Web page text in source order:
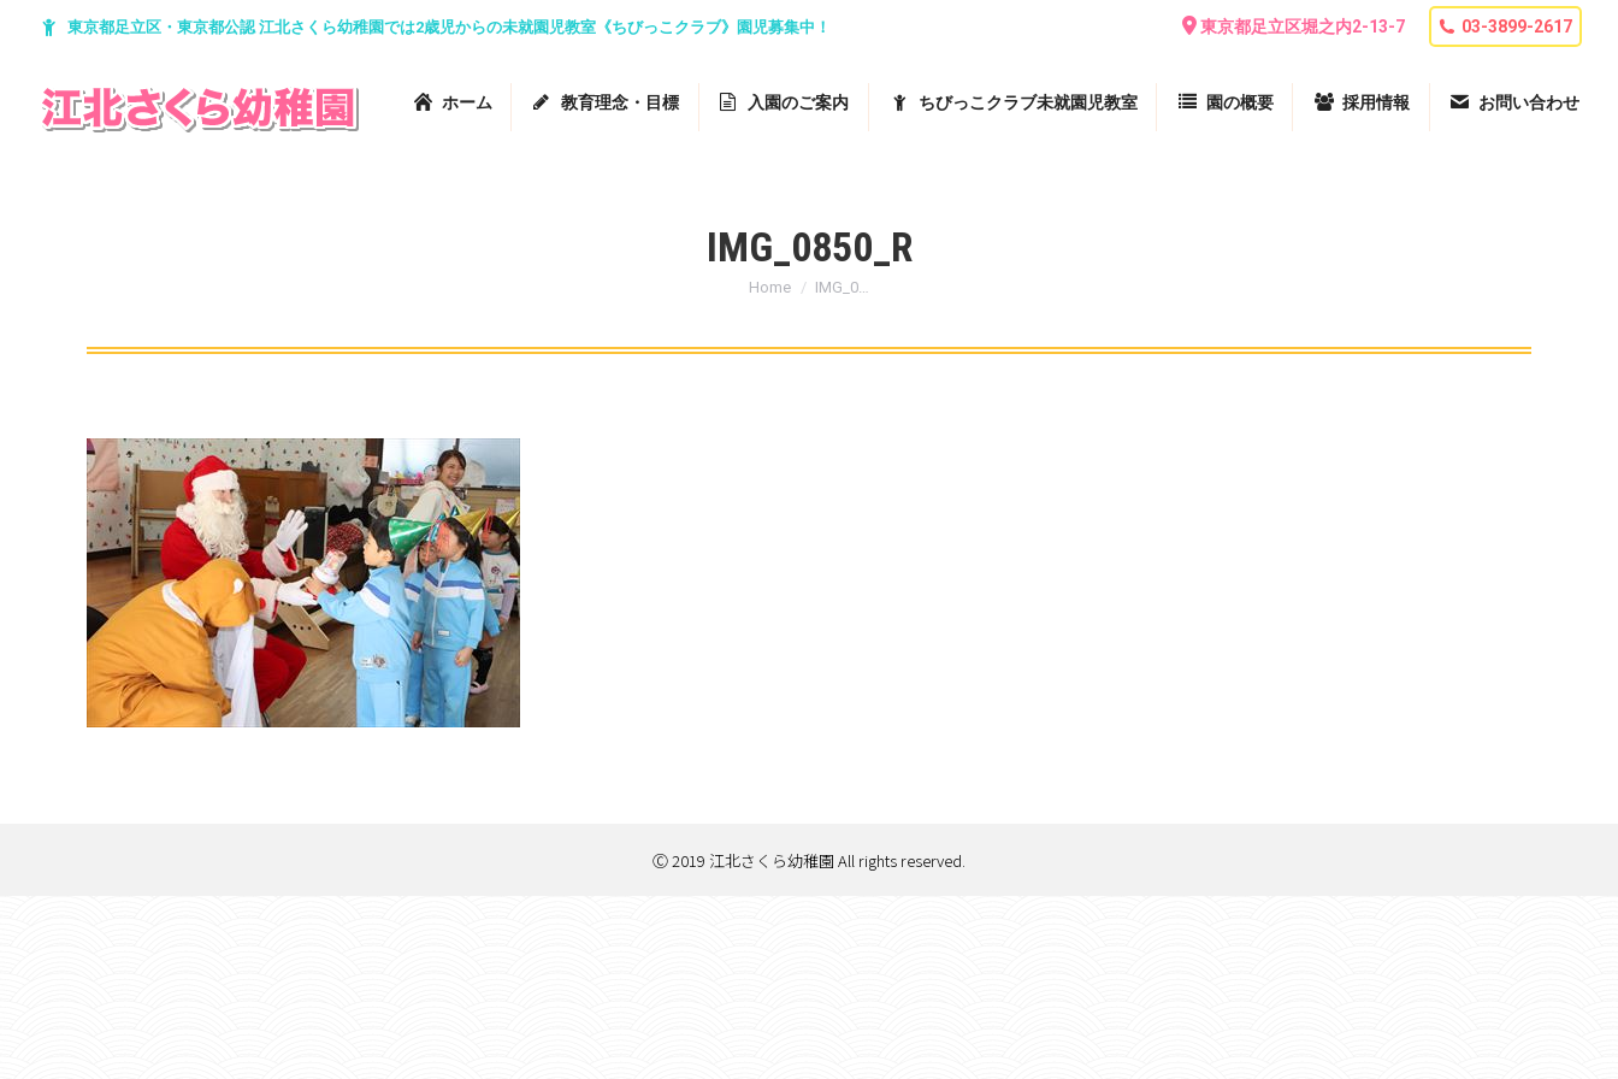
東京都足立区・東京都公認 江北さくら幼稚園では2歳児からの未就園児教室《ちびっこクラブ》園児募集中！ 東京都足立区堀之内2-13-7 03-3899-2617
ホーム 教育理念・目標 入園のご案内 ちびっこクラブ未就園児教室 園の概要 採用情報 お問い合わせ
IMG_0850_R
You are here:
Home IMG_0…
Ⓒ 2019 江北さくら幼稚園 All rights reserved.